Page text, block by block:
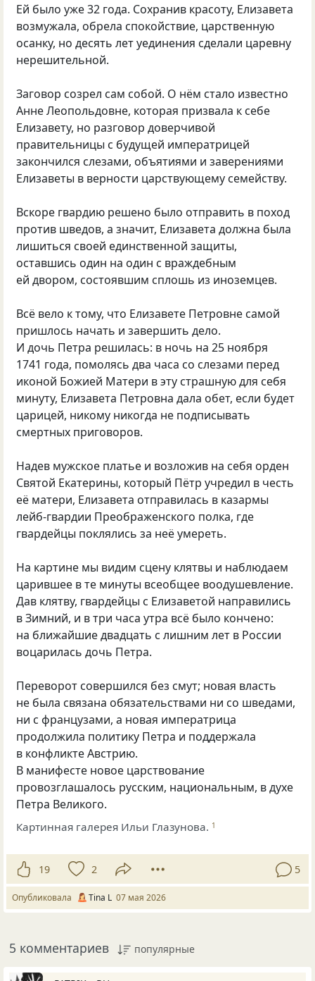
Ей было уже 32 года. Сохранив красоту, Елизавета
возмужала, обрела спокойствие, царственную
осанку, но десять лет уединения сделали царевну
нерешительной.
Заговор созрел сам собой. О нём стало известно
Анне Леопольдовне, которая призвала к себе
Елизавету, но разговор доверчивой
правительницы с будущей императрицей
закончился слезами, объятиями и заверениями
Елизаветы в верности царствующему семейству.
Вскоре гвардию решено было отправить в поход
против шведов, а значит, Елизавета должна была
лишиться своей единственной защиты,
оставшись один на один с враждебным
ей двором, состоявшим сплошь из иноземцев.
Всё вело к тому, что Елизавете Петровне самой
пришлось начать и завершить дело.
И дочь Петра решилась: в ночь на 25 ноября
1741 года, помолясь два часа со слезами перед
иконой Божией Матери в эту страшную для себя
минуту, Елизавета Петровна дала обет, если будет
царицей, никому никогда не подписывать
смертных приговоров.
Надев мужское платье и возложив на себя орден
Святой Екатерины, который Пётр учредил в честь
её матери, Елизавета отправилась в казармы
лейб-гвардии Преображенского полка, где
гвардейцы поклялись за неё умереть.
На картине мы видим сцену клятвы и наблюдаем
царившее в те минуты всеобщее воодушевление.
Дав клятву, гвардейцы с Елизаветой направились
в Зимний, и в три часа утра всё было кончено:
на ближайшие двадцать с лишним лет в России
воцарилась дочь Петра.
Переворот совершился без смут; новая власть
не была связана обязательствами ни со шведами,
ни с французами, а новая императрица
продолжила политику Петра и поддержала
в конфликте Австрию.
В манифесте новое царствование
провозглашалось русским, национальным, в духе
Петра Великого.
Картинная галерея Ильи Глазунова. 1
19 2 5
Опубликовала Tina L 07 мая 2026
5 комментариев популярные